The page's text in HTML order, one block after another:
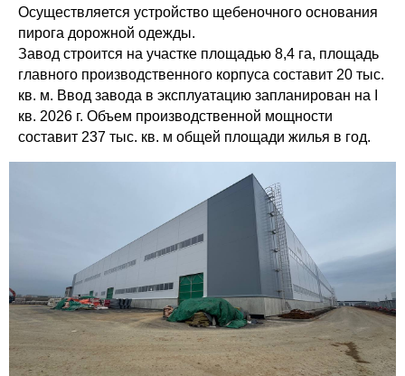
Осуществляется устройство щебеночного основания
пирога дорожной одежды.
Завод строится на участке площадью 8,4 га, площадь
главного производственного корпуса составит 20 тыс.
кв. м. Ввод завода в эксплуатацию запланирован на I
кв. 2026 г. Объем производственной мощности
составит 237 тыс. кв. м общей площади жилья в год.